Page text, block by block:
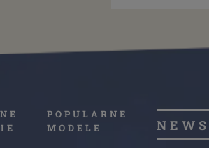
POPULARNE
MODELE